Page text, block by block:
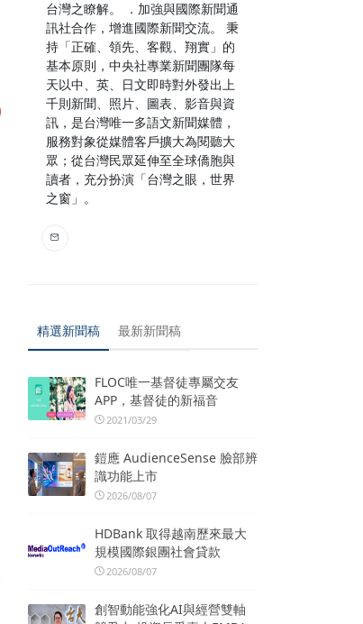
台灣之瞭解。 ．加強與國際新聞通
訊社合作，增進國際新聞交流。 秉
持「正確、領先、客觀、翔實」的
基本原則，中央社專業新聞團隊每
天以中、英、日文即時對外發出上
千則新聞、照片、圖表、影音與資
訊，是台灣唯一多語文新聞媒體，
服務對象從媒體客戶擴大為閱聽大
眾；從台灣民眾延伸至全球僑胞與
讀者，充分扮演「台灣之眼，世界
之窗」。
精選新聞稿 最新新聞稿
FLOC唯一基督徒專屬交友
APP，基督徒的新福音
2021/03/29
鎧應 AudienceSense 臉部辨
識功能上市
2026/08/07
HDBank 取得越南歷來最大
規模國際銀團社會貸款
2026/08/07
創智動能強化AI與經營雙軸